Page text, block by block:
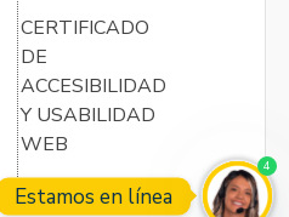
CERTIFICADO
DE
ACCESIBILIDAD
Y USABILIDAD
WEB
Estamos en línea
4